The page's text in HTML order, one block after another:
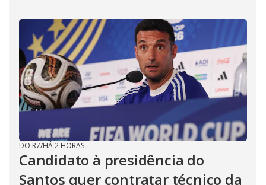
DO R7/HÁ 2 HORAS
Candidato à presidência do
Santos quer contratar técnico da